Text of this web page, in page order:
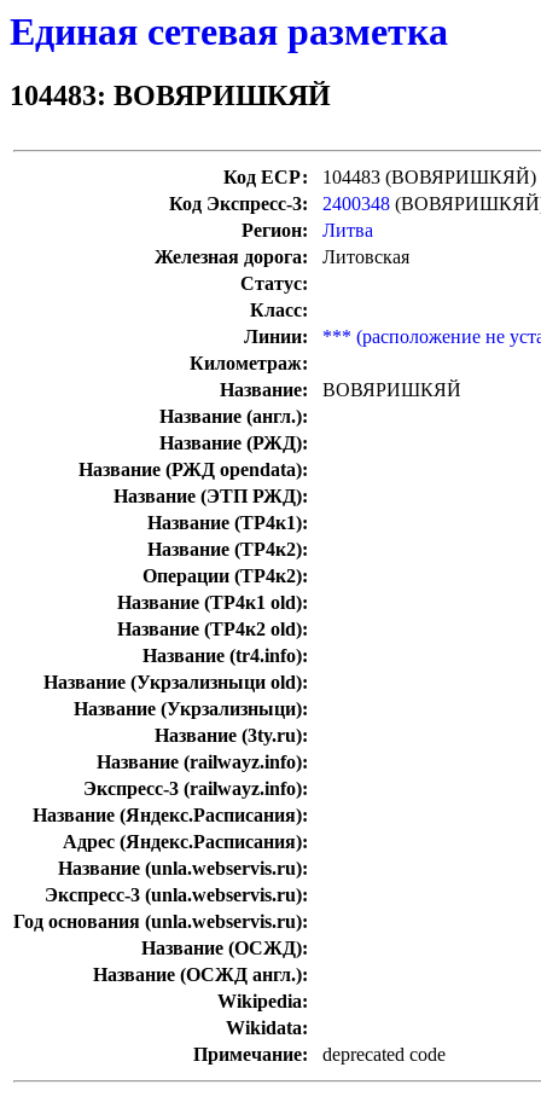
Единая сетевая разметка
104483: ВОВЯРИШКЯЙ
Код ЕСР:
104483 (ВОВЯРИШКЯЙ)
Код Экспресс-3:
2400348
Регион:
Литва
Железная дорога:
Литовская
Статус:
Класс:
Линии:
*** (расположение не
Километраж:
Название:
ВОВЯРИШКЯЙ
Название (англ.):
Название (РЖД):
Название (РЖД opendata):
Название (ЭТП РЖД):
Название (ТР4к1):
Название (ТР4к2):
Операции (ТР4к2):
Название (ТР4к1 old):
Название (ТР4к2 old):
Название (tr4.info):
Название (Укрзализныци old):
Название (Укрзализныци):
Название (3ty.ru):
Название (railwayz.info):
Экспресс-3 (railwayz.info):
Название (Яндекс.Расписания):
Адрес (Яндекс.Расписания):
Название (unla.webservis.ru):
Экспресс-3 (unla.webservis.ru):
Год основания (unla.webservis.ru):
Название (ОСЖД):
Название (ОСЖД англ.):
Wikipedia:
Wikidata:
Примечание:
deprecated code